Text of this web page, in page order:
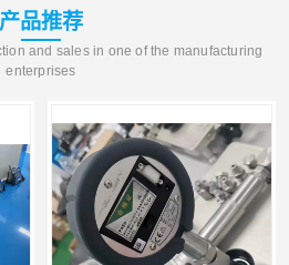
产品推荐
and sales in one of the manufacturing
enterprises